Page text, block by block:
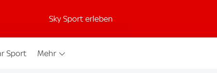
Sky Sport erleben
Sport Mehr